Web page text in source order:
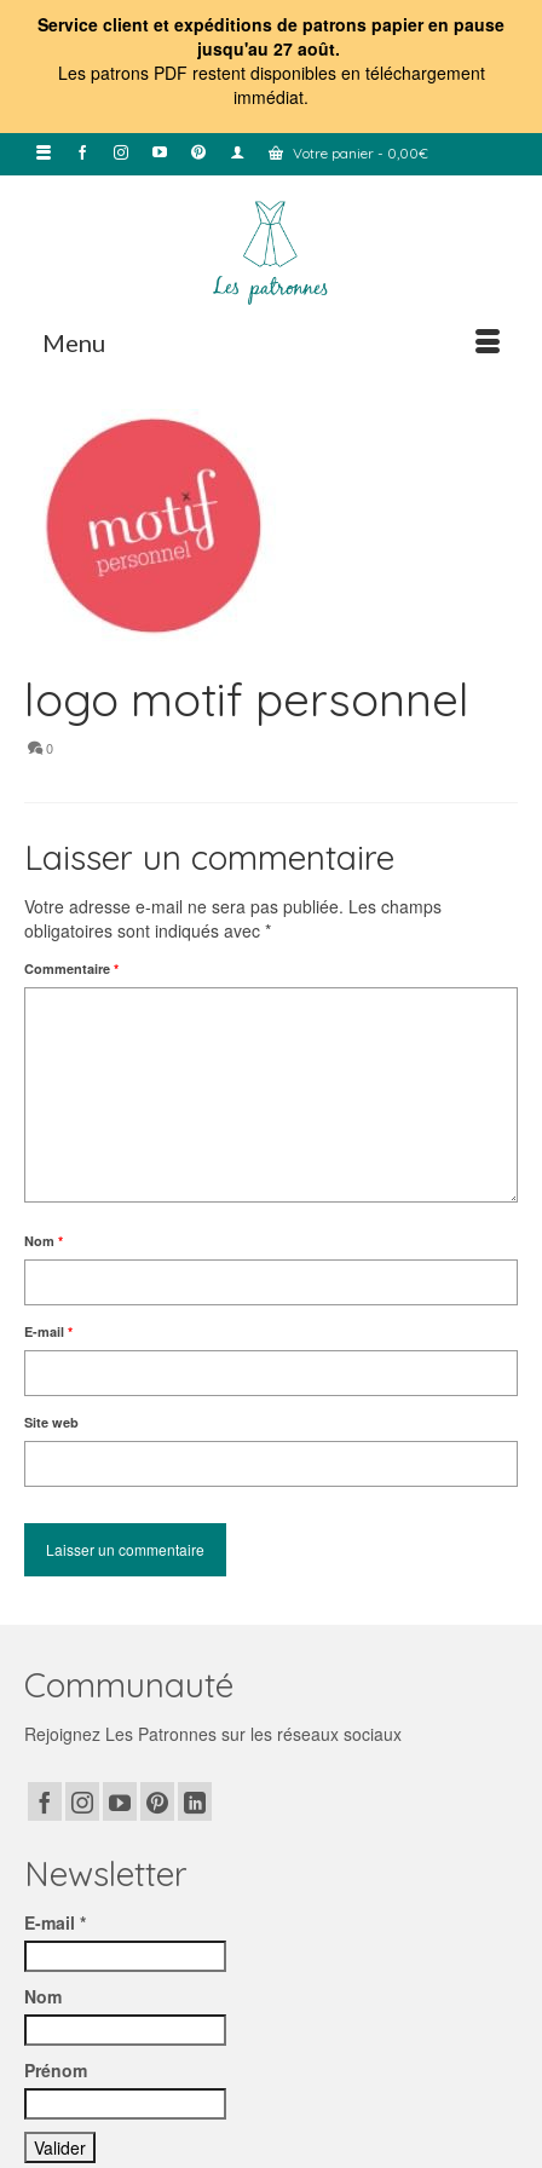
Service client et expéditions de patrons papier en pause
jusqu'au 27 août.
Les patrons PDF restent disponibles en téléchargement
immédiat.
Votre panier - 0,00€
Menu
logo motif personnel
0
Laisser un commentaire
Votre adresse e-mail ne sera pas publiée. Les champs
obligatoires sont indiqués avec *
Commentaire *
Nom *
E-mail *
Site web
Communauté
Rejoignez Les Patronnes sur les réseaux sociaux
Newsletter
E-mail *
Nom
Prénom